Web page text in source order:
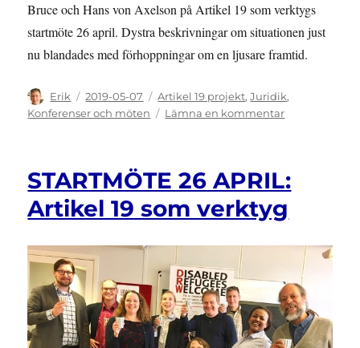
Bruce och Hans von Axelson på Artikel 19 som verktygs
startmöte 26 april. Dystra beskrivningar om situationen just
nu blandades med förhoppningar om en ljusare framtid.
Författare
Erik
Publicerat
den
2019-05-07 Kategorier
Artikel 19 projekt,Juridik,
Konferenser och möten
Lämna en kommentartill
startmöte
STARTMÖTE 26 APRIL:
Artikel 19 som verktyg